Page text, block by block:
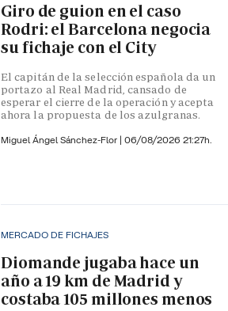
Giro de guion en el caso
Rodri: el Barcelona negocia
su fichaje con el City
El capitán de la selección española da un
portazo al Real Madrid, cansado de
esperar el cierre de la operación y acepta
ahora la propuesta de los azulgranas.
Miguel Ángel Sánchez-Flor | 06/08/2026 21:27h.
MERCADO DE FICHAJES
Diomande jugaba hace un
año a 19 km de Madrid y
costaba 105 millones menos